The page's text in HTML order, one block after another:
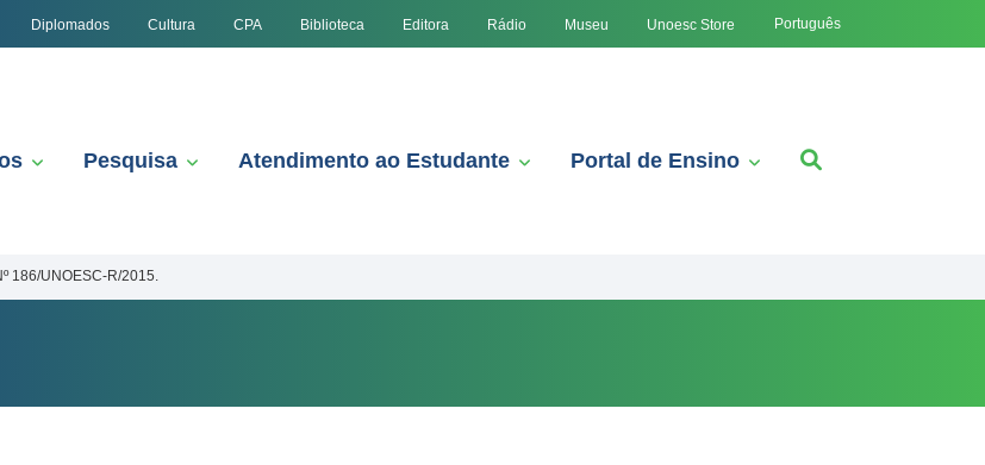
Diplomados Cultura CPA Biblioteca Editora Rádio Museu Unoesc Store Português
Pesquisa Atendimento ao Estudante Portal de Ensino
186/UNOESC-R/2015.